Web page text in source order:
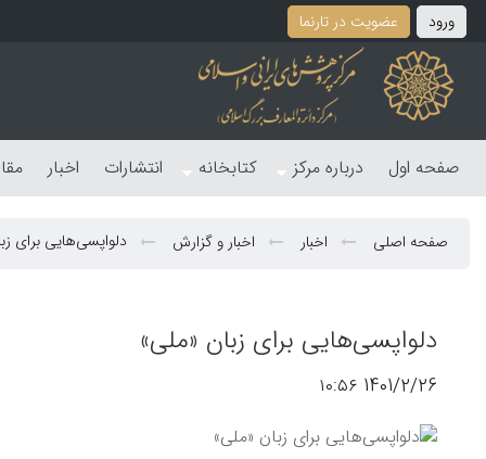
ورود عضویت در تارنما
صفحه اول درباره مرکز کتابخانه انتشارات اخبار
صفحه اصلی اخبار اخبار و گزارش دلواپسی‌هایی برای
دلواپسی‌هایی برای زبان «ملی»
1401/2/26 ۱۰:۵۶